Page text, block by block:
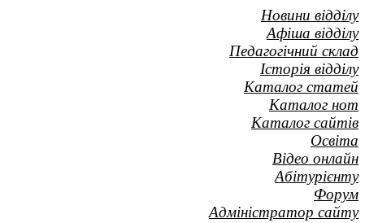
Новини відділу
Афіша відділу
Педагогічний склад
Історія відділу
Каталог статей
Каталог нот
Каталог сайтів
Освіта
Відео онлайн
Абітурієнту
Форум
Адміністратор сайту